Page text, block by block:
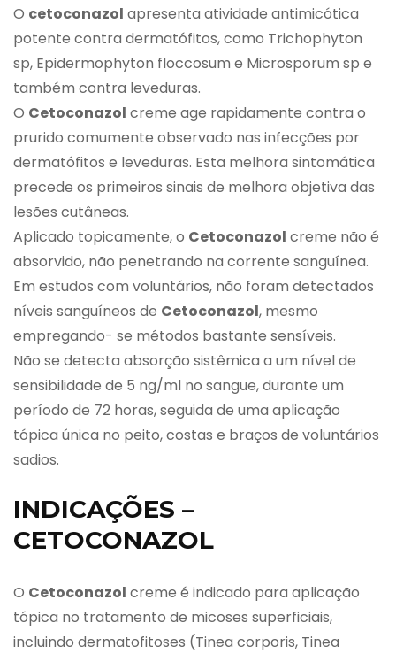
O cetoconazol apresenta atividade antimicótica
potente contra dermatófitos, como Trichophyton
sp, Epidermophyton floccosum e Microsporum sp e
também contra leveduras.
O Cetoconazol creme age rapidamente contra o
prurido comumente observado nas infecções por
dermatófitos e leveduras. Esta melhora sintomática
precede os primeiros sinais de melhora objetiva das
lesões cutâneas.
Aplicado topicamente, o Cetoconazol creme não é
absorvido, não penetrando na corrente sanguínea.
Em estudos com voluntários, não foram detectados
níveis sanguíneos de Cetoconazol, mesmo
empregando- se métodos bastante sensíveis.
Não se detecta absorção sistêmica a um nível de
sensibilidade de 5 ng/ml no sangue, durante um
período de 72 horas, seguida de uma aplicação
tópica única no peito, costas e braços de voluntários
sadios.
INDICAÇÕES –
CETOCONAZOL
O Cetoconazol creme é indicado para aplicação
tópica no tratamento de micoses superficiais,
incluindo dermatofitoses (Tinea corporis, Tinea